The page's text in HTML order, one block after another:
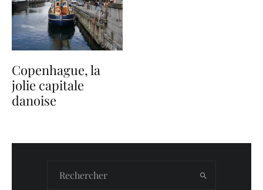
Copenhague, la
jolie capitale
danoise